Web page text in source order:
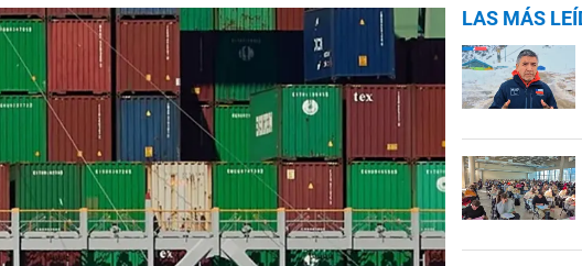
LAS MÁS